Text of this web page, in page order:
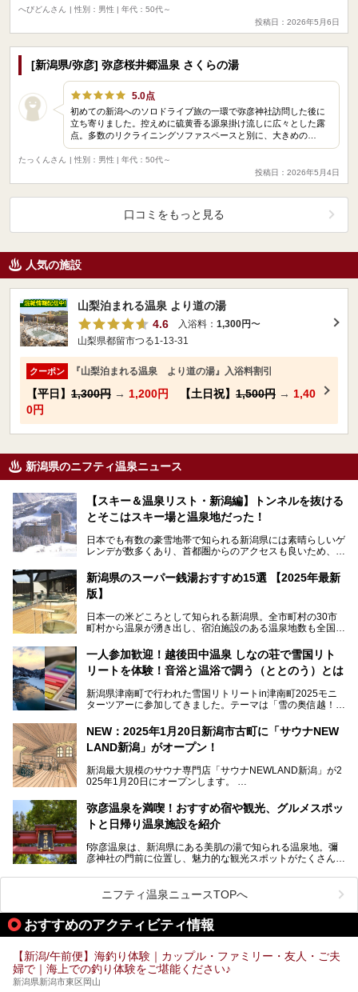
へびどんさん
| 性別：男性 | 年代：50代～
投稿日：2026年5月6日
[新潟県/弥彦] 弥彦桜井郷温泉 さくらの湯
5.0点
初めての新潟へのソロドライブ旅の一環で弥彦神社訪問した後に
立ち寄りました。控えめに硫黄香る源泉掛け流しに広々とした露
点。多数のリクライニングソファスペースと別に、大きめの…
たっくんさん
| 性別：男性 | 年代：50代～
投稿日：2026年5月4日
口コミをもっと見る
人気の施設
山梨泊まれる温泉 より道の湯
4.6
入浴料： 1,300円〜
山梨県都留市つる1-13-31
クーポン 『山梨泊まれる温泉 より道の湯』入浴料割引
【平日】 1,300円 → 1,200円 【土日祝】 1,500円 → 1,40
0円
新潟県のニフティ温泉ニュース
【スキー＆温泉リスト・新潟編】トンネルを抜ける
とそこはスキー場と温泉地だった！
日本でも有数の豪雪地帯で知られる新潟県には素晴らしいゲ
レンデが数多くあり、首都圏からのアクセスも良いため、関
た全域にわたって月岡、赤倉、松之山、燕、妙高、岩室など
など、古くは文豪にも愛された歴史ある老舗温泉地が多いこ
とで知られています。
めに訪れたい、新潟県内にあるスキー場そばの温泉地をまと
めました。
新潟県のスーパー銭湯おすすめ15選 【2025年最新
版】
日本一の米どころとして知られる新潟県。全市町村の30市
町村から温泉が湧き出し、宿泊施設のある温泉地数も全国有
温泉が利用ができる宿泊施設も多く、スーパー銭湯も多彩な
サービスを提供する施設がいろいろ。
観光やレジャーに温泉を組み合わせれば、旅はさらに充実し
します。
一人参加歓迎！越後田中温泉 しなの荘で雪国リト
リートを体験！音浴と温浴で調う（ととのう）とは
新潟県津南町で行われた雪国リトリートin津南町2025モニ
ターツアーに参加してきました。テーマは「雪の奥信越！音
温泉ライターとして「温浴」は頻繁に体験していますが、
「音浴」とは果たしてどんな体験なのでしょう？とても気に
なお、宿泊した温泉は日帰り入浴もできる秘湯「越後田中温
泉 しなの荘」です。こちらについても詳しく紹介します。
提供元：一般社団法人 雪国観光舎【PR】
す。
NEW：2025年1月20日新潟市古町に「サウナNEW
LAND新潟」がオープン！
新潟最大規模のサウナ専門店「サウナNEWLAND新潟」が2
025年1月20日にオープンします。
街に再び笑顔と賑わいを取り戻し、新たなランドマークとし
て地域活性化を目指します。
サウナ室のテーマは「海賊船」‥⁉ ユニークなサウナ室を
弥彦温泉を満喫！おすすめ宿や観光、グルメスポッ
トと日帰り温泉施設を紹介
f弥彦温泉は、新潟県にある美肌の湯で知られる温泉地。彌
彦神社の門前に位置し、魅力的な観光スポットがたくさんあ
この記事では、弥彦温泉の宿泊に最適なおすすめ宿や、日帰
り施設、グルメスポット、弥彦の自然を堪能できる観光スポ
ットをご紹介します。初めての弥彦温泉旅行を計画している
方に向けて、弥彦温泉の魅力を存分にお伝えしますので、ぜ
ひ参考にしてみてくださいね！
ニフティ温泉ニュースTOPへ
おすすめのアクティビティ情報
【新潟/午前便】海釣り体験｜カップル・ファミリー・友人・ご夫
婦で｜海上での釣り体験をご堪能ください♪
新潟県新潟市東区岡山